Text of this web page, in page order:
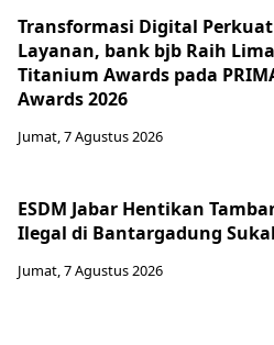
Transformasi Digital Perkuat
Layanan, bank bjb Raih Lima
Titanium Awards pada
Awards 2026
Jumat, 7 Agustus 2026
ESDM Jabar Hentikan
Ilegal di Bantargadung
Jumat, 7 Agustus 2026